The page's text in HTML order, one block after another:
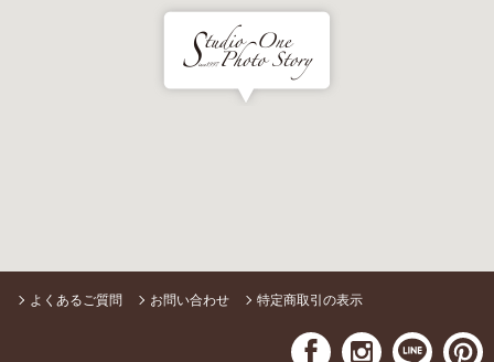
よくあるご質問 お問い合わせ 特定商取引の表示